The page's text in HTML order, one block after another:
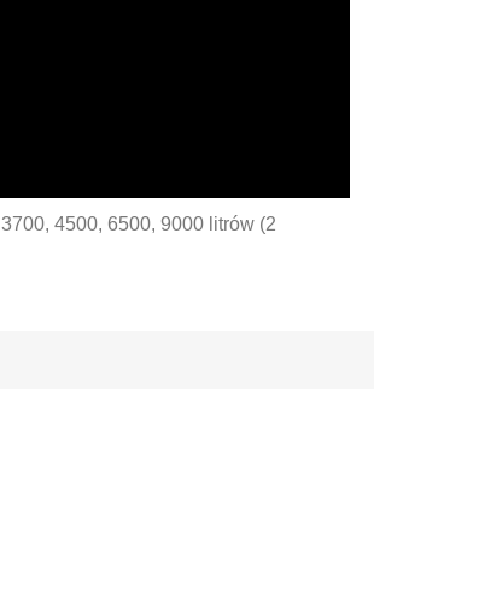
4500, 6500, 9000 litrów (2